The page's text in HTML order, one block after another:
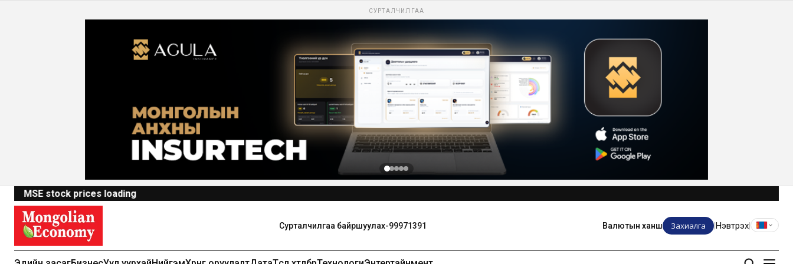
СУРТАЛЧИЛГАА
MSE stock prices loading
Валютын ханш Захиалга Нэвтрэх